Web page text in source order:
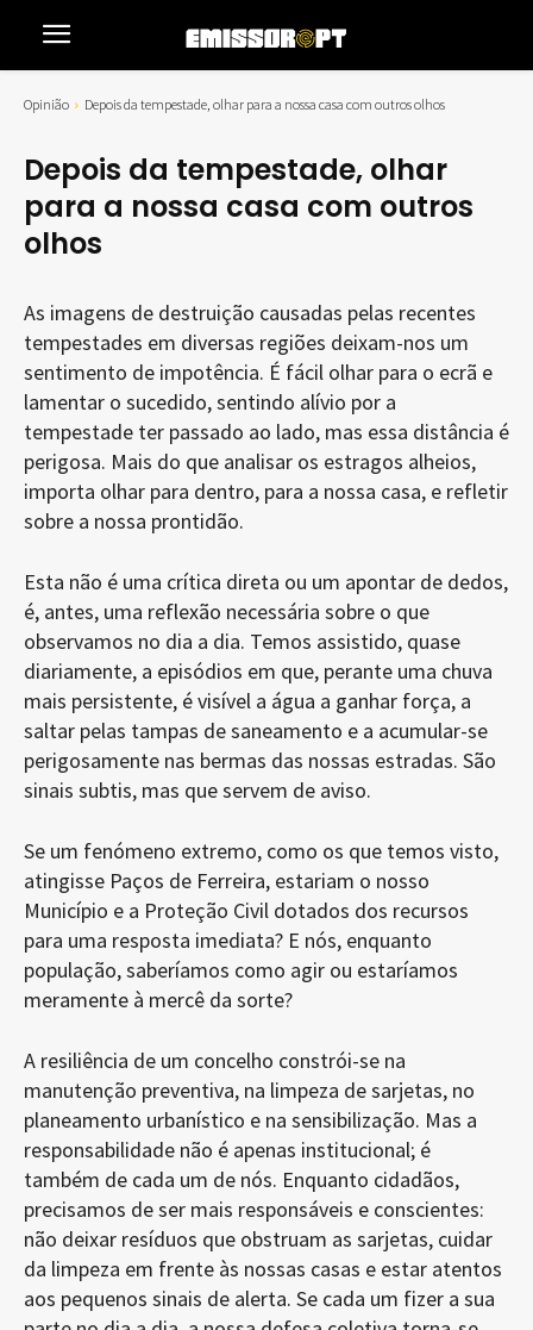
Opinião Depois da tempestade, olhar para a nossa casa com outros olhos
Depois da tempestade, olhar
para a nossa casa com outros
olhos
As imagens de destruição causadas pelas recentes
tempestades em diversas regiões deixam-nos um
sentimento de impotência. É fácil olhar para o ecrã e
lamentar o sucedido, sentindo alívio por a
tempestade ter passado ao lado, mas essa distância é
perigosa. Mais do que analisar os estragos alheios,
importa olhar para dentro, para a nossa casa, e refletir
sobre a nossa prontidão.
Esta não é uma crítica direta ou um apontar de dedos,
é, antes, uma reflexão necessária sobre o que
observamos no dia a dia. Temos assistido, quase
diariamente, a episódios em que, perante uma chuva
mais persistente, é visível a água a ganhar força, a
saltar pelas tampas de saneamento e a acumular-se
perigosamente nas bermas das nossas estradas. São
sinais subtis, mas que servem de aviso.
Se um fenómeno extremo, como os que temos visto,
atingisse Paços de Ferreira, estariam o nosso
Município e a Proteção Civil dotados dos recursos
para uma resposta imediata? E nós, enquanto
população, saberíamos como agir ou estaríamos
meramente à mercê da sorte?
A resiliência de um concelho constrói-se na
manutenção preventiva, na limpeza de sarjetas, no
planeamento urbanístico e na sensibilização. Mas a
responsabilidade não é apenas institucional; é
também de cada um de nós. Enquanto cidadãos,
precisamos de ser mais responsáveis e conscientes:
não deixar resíduos que obstruam as sarjetas, cuidar
da limpeza em frente às nossas casas e estar atentos
aos pequenos sinais de alerta. Se cada um fizer a sua